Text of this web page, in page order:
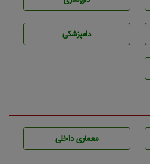
دامپزشكی
معماری داخلی